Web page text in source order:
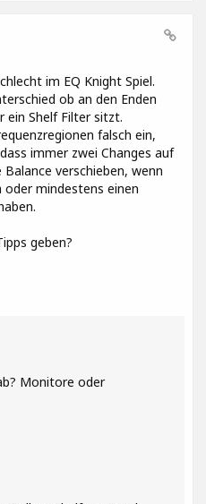
im EQ Knight Spiel.
ob an den Enden
ein Shelf Filter sitzt.
falsch ein,
immer zwei Changes auf
verschieben, wenn
oder mindestens einen
geben?
Monitore oder